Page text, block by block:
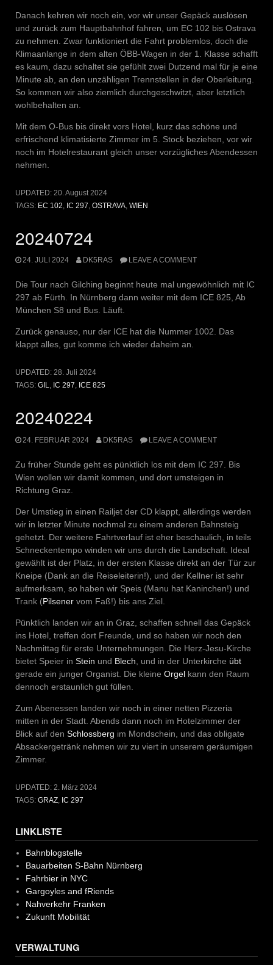
Danach kehren wir noch ein, vor wir unser Gepäck auslösen
und zurück zum Hauptbahnhof fahren, um EC 102 bis Ostrava
zu nehmen. Zwar funktioniert die Fahrt problemlos, doch die
Klimaanlange in dem alten ÖBB-Wagen in der 1. Klasse schafft
es kaum, dazu schaltet sie gefühlt zwei Dutzend mal für je eine
Minute ab, an den unzähligen Trennstellen in der Oberleitung.
So kommen wir also ziemlich durchgeschwitzt, aber letztlich
wohlbehalten an.
Mit dem O-Bus bis direkt vors Hotel, kurz das schöne und
erfrischend klimatisierte Zimmer im 5. Stock beziehen, vor wir
noch im Hotelrestaurant gleich unser vorzügliches Abendessen
nehmen.
UPDATED: 20. August 2024
TAGS: EC 102, IC 297, OSTRAVA, WIEN
20240724
24. JULI 2024 DK5RAS LEAVE A COMMENT
Die Tour nach Gilching beginnt heute mal ungewöhnlich mit IC
297 ab Fürth. In Nürnberg dann weiter mit dem ICE 825, Ab
München S8 und Bus. Läuft.
Zurück genauso, nur der ICE hat die Nummer 1002. Das
klappt alles, gut komme ich wieder daheim an.
UPDATED: 28. Juli 2024
TAGS: GIL, IC 297, ICE 825
20240224
24. FEBRUAR 2024 DK5RAS LEAVE A COMMENT
Zu früher Stunde geht es pünktlich los mit dem IC 297. Bis
Wien wollen wir damit kommen, und dort umsteigen in
Richtung Graz.
Der Umstieg in einen Railjet der CD klappt, allerdings werden
wir in letzter Minute nochmal zu einem anderen Bahnsteig
gehetzt. Der weitere Fahrtverlauf ist eher beschaulich, in teils
Schneckentempo winden wir uns durch die Landschaft. Ideal
gewählt ist der Platz, in der ersten Klasse direkt an der Tür zur
Kneipe (Dank an die Reiseleiterin!), und der Kellner ist sehr
aufmerksam, so haben wir Speis (Manu hat Kaninchen!) und
Trank (Pilsener vom Faß!) bis ans Ziel.
Pünktlich landen wir an in Graz, schaffen schnell das Gepäck
ins Hotel, treffen dort Freunde, und so haben wir noch den
Nachmittag für erste Unternehmungen. Die Herz-Jesu-Kirche
bietet Speier in Stein und Blech , und in der Unterkirche übt
gerade ein junger Organist. Die kleine Orgel kann den Raum
dennoch erstaunlich gut füllen.
Zum Abenessen landen wir noch in einer netten Pizzeria
mitten in der Stadt. Abends dann noch im Hotelzimmer der
Blick auf den Schlossberg im Mondschein, und das obligate
Absackergetränk nehmen wir zu viert in unserem geräumigen
Zimmer.
UPDATED: 2. März 2024
TAGS: GRAZ, IC 297
LINKLISTE
Bahnblogstelle
Bauarbeiten S-Bahn Nürnberg
Fahrbier in NYC
Gargoyles and fRiends
Nahverkehr Franken
Zukunft Mobilität
VERWALTUNG